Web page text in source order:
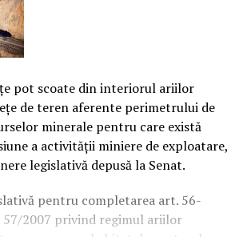
pot scoate din interiorul ariilor
de teren aferente perimetrului de
minerale pentru care există
a activităţii miniere de exploatare,
legislativă depusă la Senat.
pentru completarea art. 56-
57/2007 privind regimul ariilor